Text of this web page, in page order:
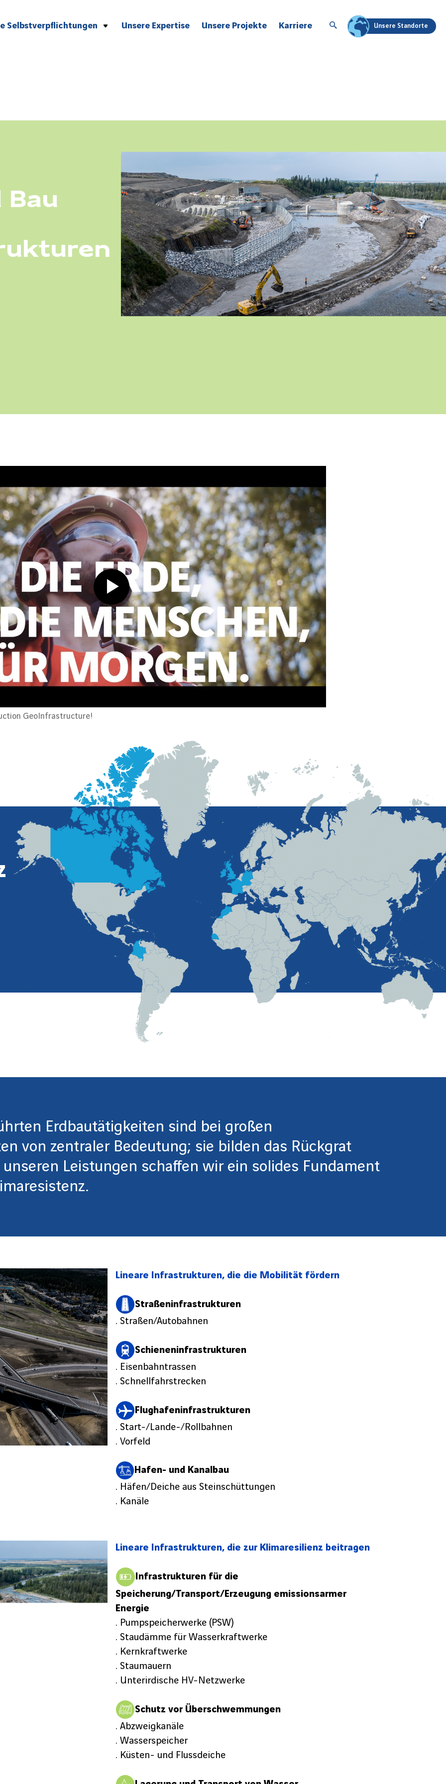
Selbstverpflichtungen Unsere Expertise Unsere Projekte Karriere Unsere Standorte
Bau
GeoInfrastructure!
Erdbautätigkeiten sind bei großen
von zentraler Bedeutung; sie bilden das Rückgrat
Leistungen schaffen wir ein solides Fundament
.
Lineare Infrastrukturen, die die Mobilität fördern
Straßeninfrastrukturen
. Straßen/Autobahnen
Schieneninfrastrukturen
. Eisenbahntrassen
. Schnellfahrstrecken
Flughafeninfrastrukturen
. Start-/Lande-/Rollbahnen
. Vorfeld
Hafen- und Kanalbau
. Häfen/Deiche aus Steinschüttungen
. Kanäle
Lineare Infrastrukturen, die zur Klimaresilienz beitragen
Infrastrukturen für die
Speicherung/Transport/Erzeugung emissionsarmer
Energie
. Pumpspeicherwerke (PSW)
. Staudämme für Wasserkraftwerke
. Kernkraftwerke
. Staumauern
. Unterirdische HV-Netzwerke
Schutz vor Überschwemmungen
. Abzweigkanäle
. Wasserspeicher
. Küsten- und Flussdeiche